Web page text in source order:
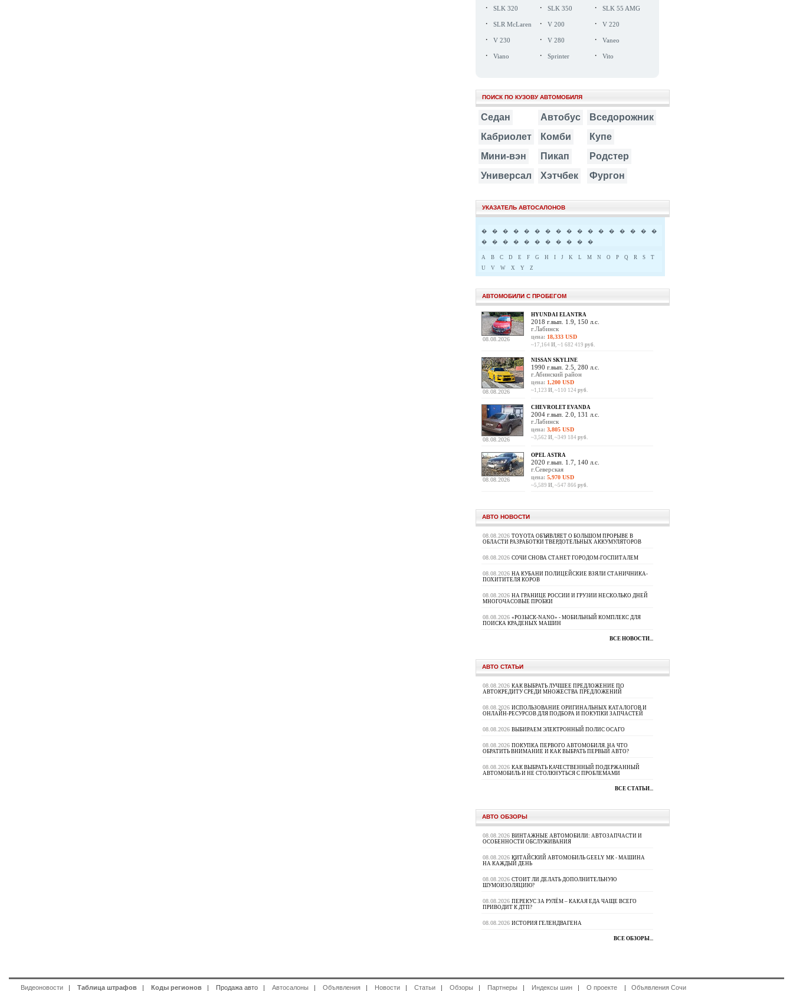
· SLK 320 · SLK 350 · SLK 55 AMG
· SLR McLaren · V 200 · V 220
· V 230 · V 280 · Vaneo
· Viano · Sprinter · Vito
ПОИСК ПО КУЗОВУ АВТОМОБИЛЯ
Седан Автобус
Вседорожник
Кабриолет
Комби
Купе
Мини-вэн
Пикап
Родстер
Универсал
Хэтчбек Фургон
УКАЗАТЕЛЬ АВТОСАЛОНОВ
� � � � � � � � � � � � � � � �
�
�
� � � � � � � � � �
A B C D E F G H I J K L M N O P Q R S
T
U
V W X Y Z
АВТОМОБИЛИ С ПРОБЕГОМ
08.08.2026
HYUNDAI ELANTRA
2018 г.вып. 1.9, 150 л.с.
г.Лабинск
цена: 18,333 USD
~17,164 И, ~1 682 419 руб.
08.08.2026
NISSAN SKYLINE
1990 г.вып. 2.5, 280 л.с.
г.Абинский район
цена: 1,200 USD
~1,123 И, ~110 124 руб.
08.08.2026
CHEVROLET EVANDA
2004 г.вып. 2.0, 131 л.с.
г.Лабинск
цена: 3,805 USD
~3,562 И, ~349 184 руб.
08.08.2026
OPEL ASTRA
2020 г.вып. 1.7, 140 л.с.
г.Северская
цена: 5,970 USD
~5,589 И, ~547 866 руб.
АВТО НОВОСТИ
08.08.2026 TOYOTA ОБЪЯВЛЯЕТ О БОЛЬШОМ ПРОРЫВЕ В
ОБЛАСТИ РАЗРАБОТКИ ТВЕРДОТЕЛЬНЫХ АККУМУЛЯТОРОВ
08.08.2026 СОЧИ СНОВА СТАНЕТ ГОРОДОМ-ГОСПИТАЛЕМ
08.08.2026 НА КУБАНИ ПОЛИЦЕЙСКИЕ ВЗЯЛИ СТАНИЧНИКА-
ПОХИТИТЕЛЯ КОРОВ
08.08.2026 НА ГРАНИЦЕ РОССИИ И ГРУЗИИ НЕСКОЛЬКО ДНЕЙ
МНОГОЧАСОВЫЕ ПРОБКИ
08.08.2026 «РОЗЫСК-NANO» - МОБИЛЬНЫЙ КОМПЛЕКС ДЛЯ
ПОИСКА КРАДЕНЫХ МАШИН
ВСЕ НОВОСТИ...
АВТО СТАТЬИ
08.08.2026 КАК ВЫБРАТЬ ЛУЧШЕЕ ПРЕДЛОЖЕНИЕ ПО
АВТОКРЕДИТУ СРЕДИ МНОЖЕСТВА ПРЕДЛОЖЕНИЙ
08.08.2026 ИСПОЛЬЗОВАНИЕ ОРИГИНАЛЬНЫХ КАТАЛОГОВ И
ОНЛАЙН-РЕСУРСОВ ДЛЯ ПОДБОРА И ПОКУПКИ ЗАПЧАСТЕЙ
08.08.2026 ВЫБИРАЕМ ЭЛЕКТРОННЫЙ ПОЛИС ОСАГО
08.08.2026 ПОКУПКА ПЕРВОГО АВТОМОБИЛЯ. НА ЧТО
ОБРАТИТЬ ВНИМАНИЕ И КАК ВЫБРАТЬ ПЕРВЫЙ АВТО?
08.08.2026 КАК ВЫБРАТЬ КАЧЕСТВЕННЫЙ ПОДЕРЖАННЫЙ
АВТОМОБИЛЬ И НЕ СТОЛКНУТЬСЯ С ПРОБЛЕМАМИ
ВСЕ СТАТЬИ...
АВТО ОБЗОРЫ
08.08.2026 ВИНТАЖНЫЕ АВТОМОБИЛИ: АВТОЗАПЧАСТИ И
ОСОБЕННОСТИ ОБСЛУЖИВАНИЯ
08.08.2026 КИТАЙСКИЙ АВТОМОБИЛЬ GEELY МК - МАШИНА
НА КАЖДЫЙ ДЕНЬ
08.08.2026 СТОИТ ЛИ ДЕЛАТЬ ДОПОЛНИТЕЛЬНУЮ
ШУМОИЗОЛЯЦИЮ?
08.08.2026 ПЕРЕКУС ЗА РУЛЁМ – КАКАЯ ЕДА ЧАЩЕ ВСЕГО
ПРИВОДИТ К ДТП?
08.08.2026 ИСТОРИЯ ГЕЛЕНДВАГЕНА
ВСЕ ОБЗОРЫ...
Видеоновости | Таблица штрафов | Коды регионов | Продажа авто | Автосалоны | Объявления | Новости | Статьи | Обзоры | Партнеры | Индексы шин | О проекте | Объявления Сочи